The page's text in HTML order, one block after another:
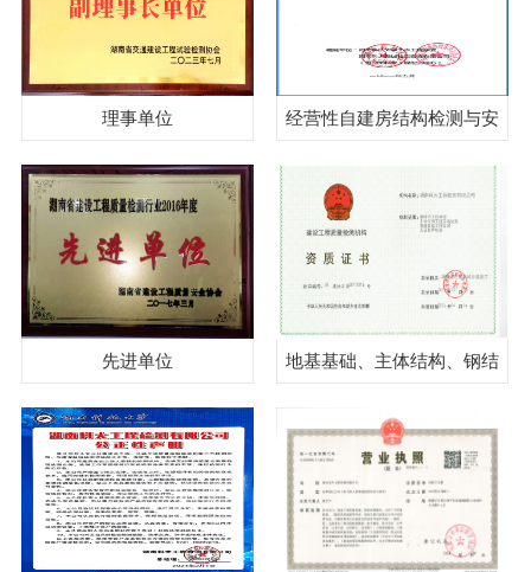
理事单位 经营性自建房结构检测与安
先进单位 地基基础、主体结构、钢结